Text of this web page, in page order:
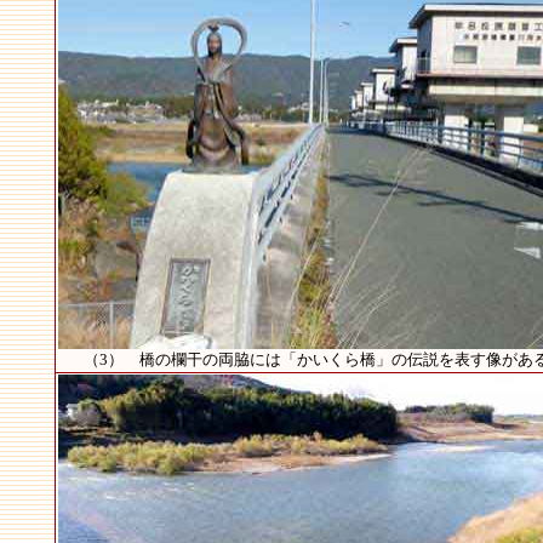
（3） 橋の欄干の両脇には「かいくら橋」の伝説を表す像があ